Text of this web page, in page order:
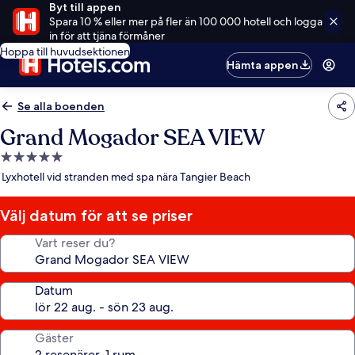
Byt till appen
Spara 10 % eller mer på fler än 100 000 hotell och logga
in för att tjäna förmåner
Hoppa till huvudsektionen
Hämta appen
Se alla boenden
Grand Mogador SEA VIEW
5.0-
stjärnigt
Lyxhotell vid stranden med spa nära Tangier Beach
Välj datum för att se priser
Vart reser du?
Datum
Gäster